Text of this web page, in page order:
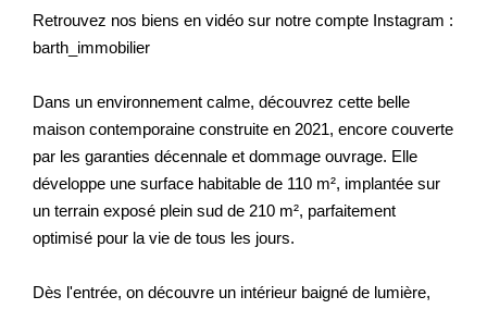
Retrouvez nos biens en vidéo sur notre compte Instagram :
barth_immobilier
Dans un environnement calme, découvrez cette belle
maison contemporaine construite en 2021, encore couverte
par les garanties décennale et dommage ouvrage. Elle
développe une surface habitable de 110 m², implantée sur
un terrain exposé plein sud de 210 m², parfaitement
optimisé pour la vie de tous les jours.
Dès l'entrée, on découvre un intérieur baigné de lumière,